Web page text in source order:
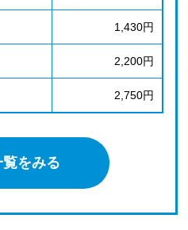
1,430円
2,200円
2,750円
をみる